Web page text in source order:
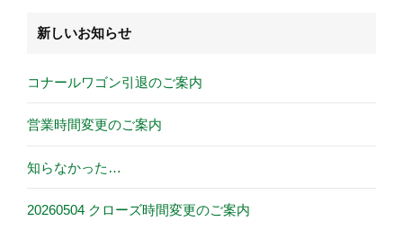
新しいお知らせ
コナールワゴン引退のご案内
営業時間変更のご案内
知らなかった…
20260504 クローズ時間変更のご案内